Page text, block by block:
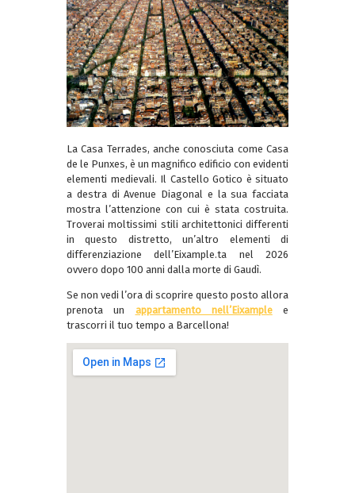
La Casa Terrades, anche conosciuta come Casa
de le Punxes, è un magnifico edificio con evidenti
elementi medievali. Il Castello Gotico è situato
a destra di Avenue Diagonal e la sua facciata
mostra l’attenzione con cui è stata costruita.
Troverai moltissimi stili architettonici differenti
in questo distretto, un’altro elementi di
differenziazione dell’Eixample.ta nel 2026
ovvero dopo 100 anni dalla morte di Gaudì.
Se non vedi l’ora di scoprire questo posto allora
prenota un appartamento nell’Eixample
e
trascorri il tuo tempo a Barcellona!